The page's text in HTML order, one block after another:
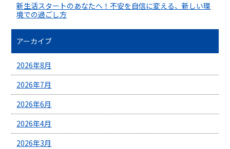
新生活スタートのあなたへ！不安を自信に変える、新しい環
境での過ごし方
アーカイブ
2026年8月
2026年7月
2026年6月
2026年4月
2026年3月